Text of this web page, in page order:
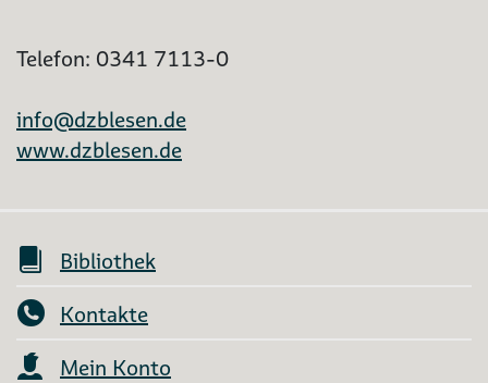
Telefon: 0341 7113-0
info@dzblesen.de
www.dzblesen.de
Bibliothek
Kontakte
Mein Konto